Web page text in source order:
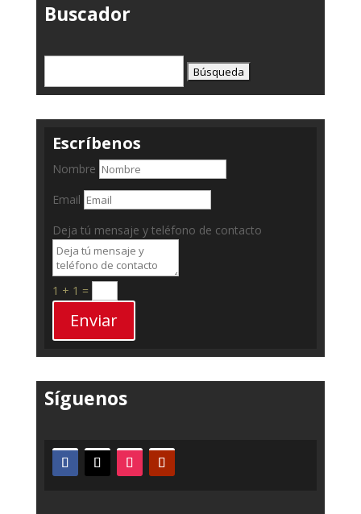
Buscador
Escríbenos
Nombre
Email
Deja tú mensaje y teléfono de contacto
1 + 1 =
Enviar
Síguenos